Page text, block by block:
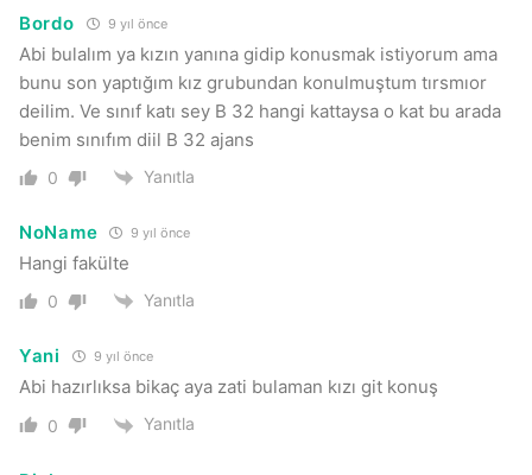
Bordo 9 yıl önce
Abi bulalım ya kızın yanına gidip konusmak istiyorum ama
bunu son yaptığım kız grubundan konulmuştum tırsmıor
deilim. Ve sınıf katı sey B 32 hangi kattaysa o kat bu arada
benim sınıfım diil B 32 ajans
0 Yanıtla
NoName 9 yıl önce
Hangi fakülte
0 Yanıtla
Yani 9 yıl önce
Abi hazırlıksa bikaç aya zati bulaman kızı git konuş
0 Yanıtla